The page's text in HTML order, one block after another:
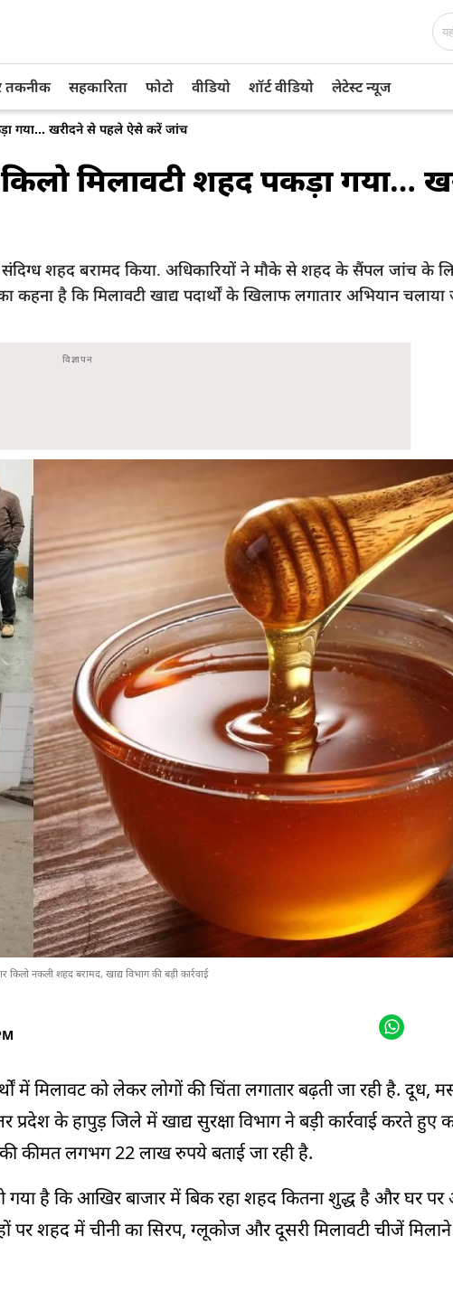
तकनीक सहकारिता फोटो वीडियो शॉर्ट वीडियो लेटेस्ट न्यूज
गया… खरीदने से पहले ऐसे करें जांच
किलो मिलावटी शहद पकड़ा गया…
में संदिग्ध शहद बरामद किया. अधिकारियों ने मौके से शहद के सैंपल जांच के
कहना है कि मिलावटी खाद्य पदार्थों के खिलाफ लगातार अभियान चलाया
किलो नकली शहद बरामद, खाद्य विभाग की बड़ी कार्रवाई
में मिलावट को लेकर लोगों की चिंता लगातार बढ़ती जा रही है. दूध,
के हापुड़ जिले में खाद्य सुरक्षा विभाग ने बड़ी कार्रवाई करते हुए
कीमत लगभग 22 लाख रुपये बताई जा रही है.
गया है कि आखिर बाजार में बिक रहा शहद कितना शुद्ध है और घर
शहद में चीनी का सिरप, ग्लूकोज और दूसरी मिलावटी चीजें